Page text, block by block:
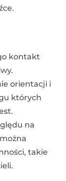
kontakt
orientacji i
których
na
takie